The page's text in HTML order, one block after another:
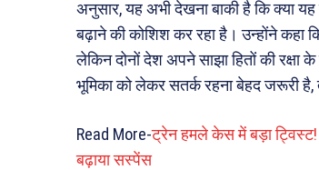
अनुसार, यह अभी देखना बाकी है कि क्या
बढ़ाने की कोशिश कर रहा है। उन्होंने
लेकिन दोनों देश अपने साझा हितों की रक्षा
भूमिका को लेकर सतर्क रहना बेहद जरूरी है,
Read More-ट्रेन हमले केस में बड़ा ट्विस्ट!
बढ़ाया सस्पेंस